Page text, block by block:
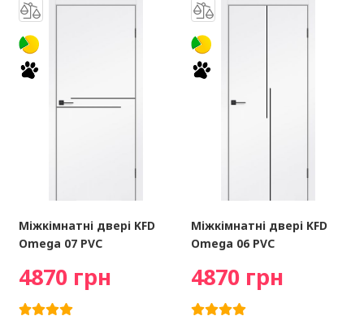
Міжкімнатні двері KFD
Omega 07 PVC
4870 грн
Міжкімнатні двері KFD
Omega 06 PVC
4870 грн